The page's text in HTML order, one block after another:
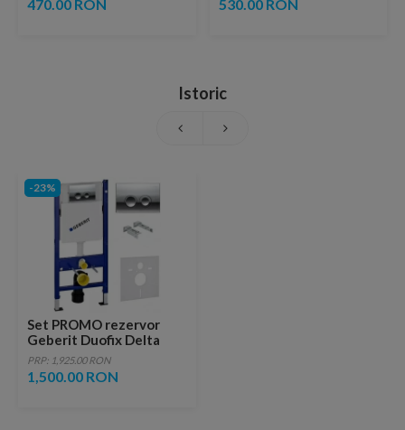
470.00 RON 530.00 RON
Istoric
-23%
Set PROMO rezervor
Geberit Duofix Delta
UP100, set fixare,
clapeta Delta21, suporti
metalici
PRP: 1,925.00 RON
1,500.00 RON